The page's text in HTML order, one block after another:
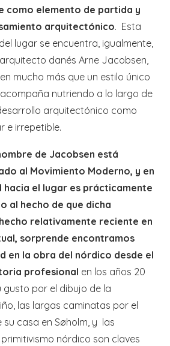
como elemento de partida y
arquitectónico. Esta
lugar se encuentra, igualmente,
danés Arne Jacobsen,
mucho más que un estilo único
nutriendo a lo largo de
arquitectónico como
e irrepetible.
de Jacobsen está
al Movimiento Moderno, y en
hacia el lugar es prácticamente
al hecho de que dicha
relativamente reciente en
sorprende encontramos
en la obra del nórdico desde el
profesional en los años 20
gusto por el dibujo de la
las largas caminatas por el
casa en Søholm, y las
nórdico son claves